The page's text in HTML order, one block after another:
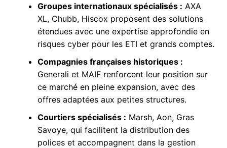
Groupes internationaux spécialisés : AXA
XL, Chubb, Hiscox proposent des solutions
étendues avec une expertise approfondie en
risques cyber pour les ETI et grands comptes.
Compagnies françaises historiques :
Generali et MAIF renforcent leur position sur
ce marché en pleine expansion, avec des
offres adaptées aux petites structures.
Courtiers spécialisés : Marsh, Aon, Gras
Savoye, qui facilitent la distribution des
polices et accompagnent dans la gestion